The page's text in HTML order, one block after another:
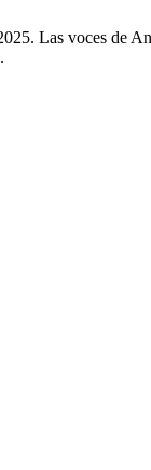
Las voces de